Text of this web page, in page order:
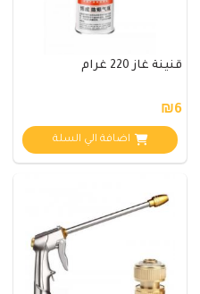
قنينة غاز 220 غرام
₪6
اضافة الي السلة